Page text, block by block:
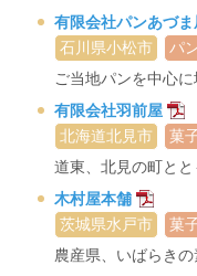
有限会社パンあづま
石川県小松市
パ
ご当地パンを中心
有限会社羽前屋
北海道北見市
菓
道東、北見の町と
木村屋本舗
茨城県水戸市
菓
農産県、いばらき